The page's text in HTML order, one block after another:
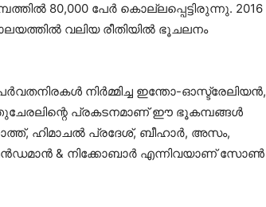
80,000 പേർ കൊല്ലപ്പെട്ടിരുന്നു. 2016
വലിയ രീതിയിൽ ഭൂചലനം
നിർമ്മിച്ച ഇന്തോ-ഓസ്ട്രേലിയൻ,
പ്രകടനമാണ് ഈ ഭൂകമ്പങ്ങൾ
ഹിമാചൽ പ്രദേശ്, ബീഹാർ, അസം,
& നിക്കോബാർ എന്നിവയാണ് സോൺ